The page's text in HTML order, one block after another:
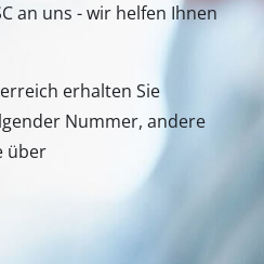
an uns - wir helfen Ihnen
erhalten Sie
Nummer, andere
über